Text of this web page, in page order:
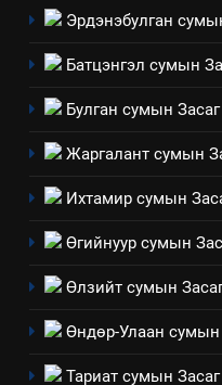
1
ЗАР
ТАЗ-
Эрдэнэбулган
Батцэнгэл сумын
Булган сумын
Жаргалант сумын
Ихтамир сумын
Өгийнуур сумын
Өлзийт сумын
Өндөр-Улаан сумын
Тариат сумын